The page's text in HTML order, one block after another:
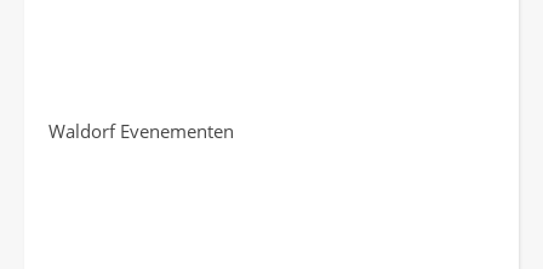
Waldorf Evenementen